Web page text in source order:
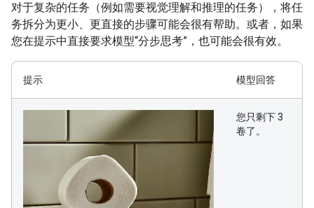
对于复杂的任务（例如需要视觉理解和推理的任务），将任
务拆分为更小、更直接的步骤可能会很有帮助。或者，如果
您在提示中直接要求模型“分步思考”，也可能会很有效。
提示 模型回答
您只剩下 3
卷了。